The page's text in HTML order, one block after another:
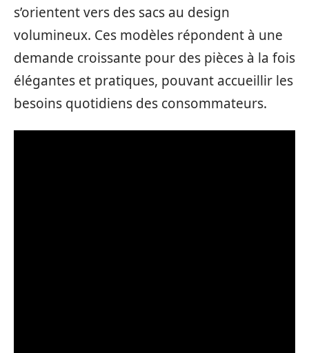
s’orientent vers des sacs au design
volumineux. Ces modèles répondent à une
demande croissante pour des pièces à la fois
élégantes et pratiques, pouvant accueillir les
besoins quotidiens des consommateurs.